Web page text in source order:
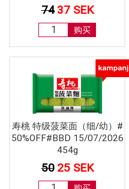
74 37 SEK
购买
寿桃 特级菠菜面（细/幼）#
50%OFF#BBD 15/07/2026
454g
50 25 SEK